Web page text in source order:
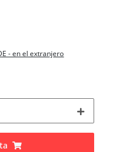
- en el extranjero